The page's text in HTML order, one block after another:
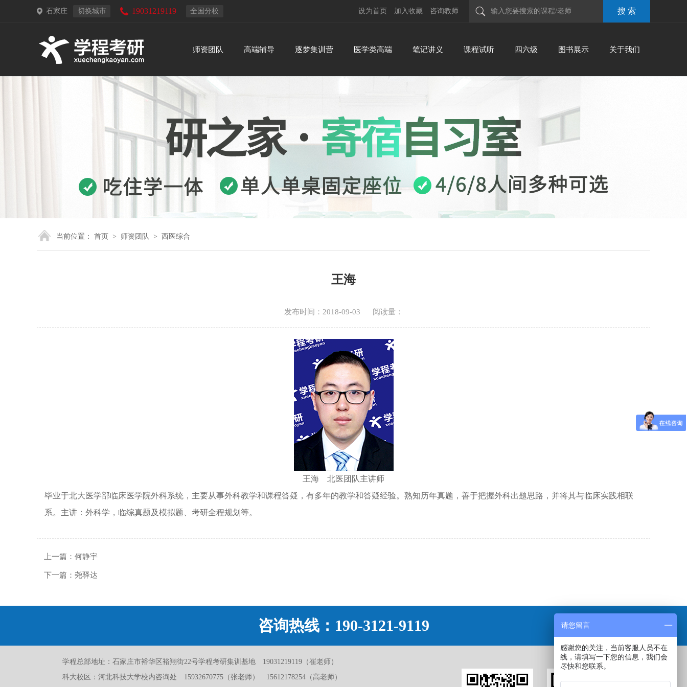
设为首页 加入收藏 咨询教师
石家庄 切换城市 19031219119 全国分校
师资团队 高端辅导 逐梦集训营 医学类高端 笔记讲义 课程试听 四六级 图书展示 关于我们
当前位置： 首页 > 师资团队 > 西医综合
王海
发布时间：2018-09-03 阅读量：
王海 北医团队主讲师
毕业于北大医学部临床医学院外科系统，主要从事外科教学和课程答疑，有多年的教学和答疑经验。熟知历年真题，善于把握外科出题思路，并将其与临床实践相联
系。 主讲：外科学，临综真题及模拟题、考研全程规划等。
上一篇： 何静宇
下一篇： 尧驿达
咨询热线： 190-3121-9119
学程总部地址：石家庄市裕华区裕翔街22号学程考研集训基地 19031219119（崔老师）
科大校区：河北科技大学校内咨询处 15932670775（张老师） 15612178254（高老师）
请您留言
感谢您的关注，当前客服人员不在
线，请填写一下您的信息，我们会
尽快和您联系。